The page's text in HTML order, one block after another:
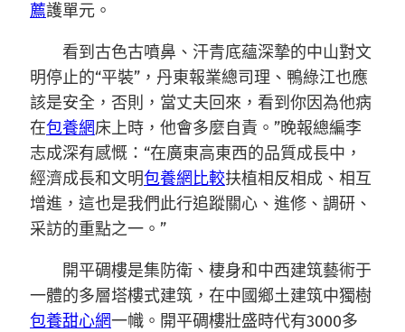
薦護單元。
看到古色古噴鼻、汗青底蘊深摯的中山對文
明停止的“平裝”，丹東報業總司理、鴨綠江也應
該是安全，否則，當丈夫回來，看到你因為他病
在包養網床上時，他會多麼自責。”晚報總編李
志成深有感慨：“在廣東高東西的品質成長中，
經濟成長和文明包養網比較扶植相反相成、相互
增進，這也是我們此行追蹤關心、進修、調研、
采訪的重點之一。”
開平碉樓是集防衛、棲身和中西建筑藝術于
一體的多層塔樓式建筑，在中國鄉土建筑中獨樹
包養甜心網一幟。開平碉樓壯盛時代有3000多